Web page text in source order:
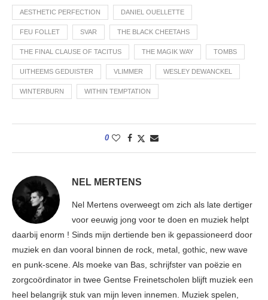
AESTHETIC PERFECTION DANIEL OUELLETTE
FEU FOLLET SVAR THE BLACK CHEETAHS
THE FINAL CLAUSE OF TACITUS THE MAGIK WAY TOMBS
UITHEEMS GEDUISTER VLIMMER WESLEY DEWANCKEL
WINTERBURN WITHIN TEMPTATION
0
NEL MERTENS
Nel Mertens overweegt om zich als late dertiger
voor eeuwig jong voor te doen en muziek helpt
daarbij enorm ! Sinds mijn dertiende ben ik gepassioneerd door
muziek en dan vooral binnen de rock, metal, gothic, new wave
en punk-scene. Als moeke van Bas, schrijfster van poëzie en
zorgcoördinator in twee Gentse Freinetscholen blijft muziek een
heel belangrijk stuk van mijn leven innemen. Muziek spelen,